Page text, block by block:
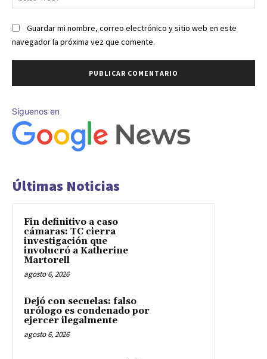
Guardar mi nombre, correo electrónico y sitio web en este
navegador la próxima vez que comente.
Síguenos en
Últimas Noticias
Fin definitivo a caso
cámaras: TC cierra
investigación que
involucró a Katherine
Martorell
agosto 6, 2026
Dejó con secuelas: falso
urólogo es condenado por
ejercer ilegalmente
agosto 6, 2026